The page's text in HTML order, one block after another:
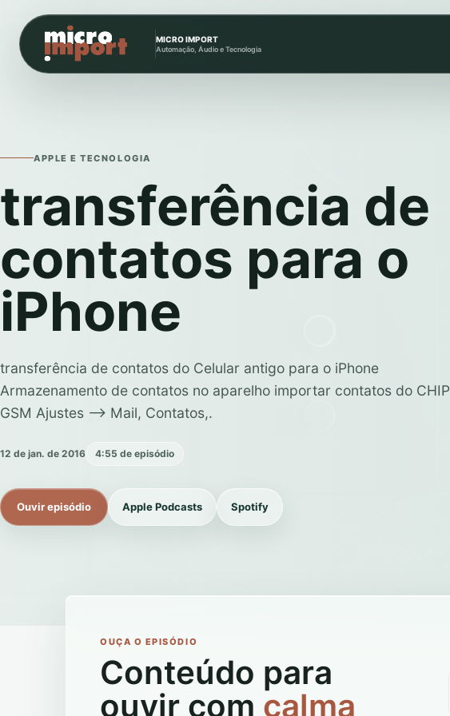
MICRO IMPORT
Automação, Áudio e Tecnologia
APPLE E TECNOLOGIA
transferência de
contatos para o
iPhone
transferência de contatos do Celular antigo para o iPhone
Armazenamento de contatos no aparelho importar contatos do CHIP
GSM Ajustes –> Mail, Contatos,.
12 de jan. de 2016 4:55 de episódio
Ouvir episódio Apple Podcasts Spotify
OUÇA O EPISÓDIO
Conteúdo para
ouvir com calma